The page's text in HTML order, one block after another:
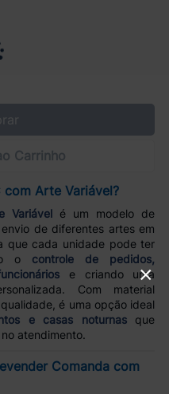
Carrinho
com Arte Variável?
Variávelé um modelo de
de diferentes artes em
que cada unidade pode ter
o controle de pedidos,
e criando uma
Com material
é uma opção ideal
e casas noturnasque
atendimento.
Comanda com
×